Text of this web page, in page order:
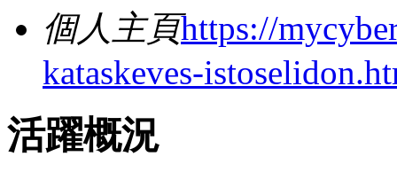
個人主頁https://
kataskeves-
活躍概況